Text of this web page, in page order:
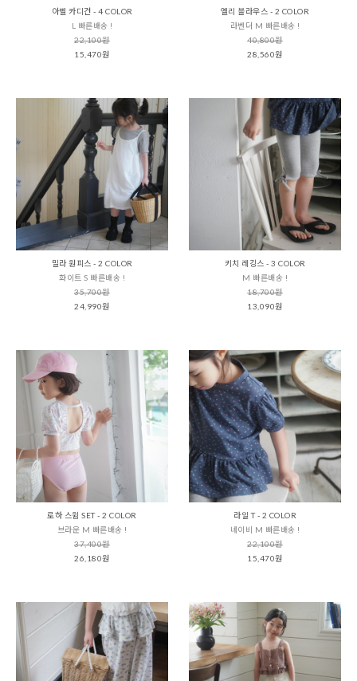
아벨 카디건 - 4 COLOR
L 빠른배송 !
22,100원
15,470원
엘리 블라우스 - 2 COLOR
라벤더 M 빠른배송 !
40,800원
28,560원
밀라 원피스 - 2 COLOR
화이트 S 빠른배송 !
35,700원
24,990원
키치 레깅스 - 3 COLOR
M 빠른배송 !
18,700원
13,090원
로하 스윔 SET - 2 COLOR
브라운 M 빠른배송 !
37,400원
26,180원
라일 T - 2 COLOR
네이비 M 빠른배송 !
22,100원
15,470원